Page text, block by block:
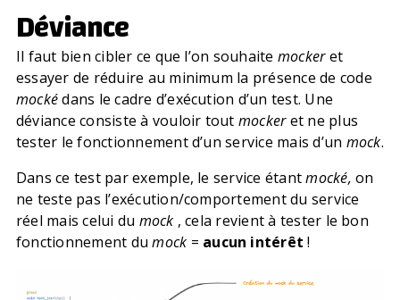
Déviance
Il faut bien cibler ce que l’on souhaite mockeret
essayer de réduire au minimum la présence de code
mockédans le cadre d’exécution d’un test. Une
déviance consiste à vouloir tout mockeret ne plus
tester le fonctionnement d’un service mais d’un mock.
Dans ce test par exemple, le service étantmocké, on
ne teste pas l’exécution/comportement du service
réel mais celui du mock , cela revient à tester le bon
fonctionnement dumock = aucun intérêt !